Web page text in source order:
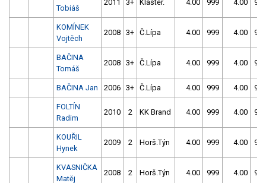
Tobiáš
2011 3+ Klášter. 4.00 999 4.00 999
KOMÍNEK
Vojtěch
2008 3+ Č.Lípa 4.00 999 4.00 999
BAČINA
Tomáš
2008 3+ Č.Lípa 4.00 999 4.00 999
BAČINA Jan 2006 3+ Č.Lípa 4.00 999 4.00 999
FOLTÍN
Radim
2010 2 KK Brand 4.00 999 4.00 999
KOUŘIL
Hynek
2009 2 Horš.Týn 4.00 999 4.00 999
KVASNIČKA
Matěj
2008 2 Horš.Týn 4.00 999 4.00 999